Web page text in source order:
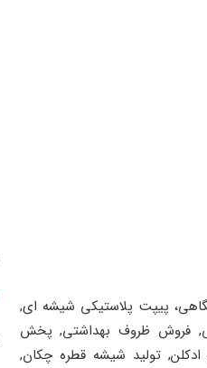
پیپت پلاستیکی شیشه ای,
فروش ظروف بهداشتی, پخش
تولید شیشه قطره چکان,